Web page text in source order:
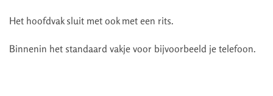
Het hoofdvak sluit met ook met een rits.
Binnenin het standaard vakje voor bijvoorbeeld je telefoon.